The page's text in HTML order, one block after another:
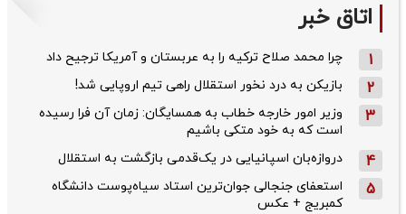
اتاق خبر
1 چرا محمد صلاح ترکیه را به عربستان و آمریکا ترجیح داد
2 بازیکن به درد نخور استقلال راهی تیم اروپایی شد!
3
وزیر امور خارجه خطاب به همسایگان: زمان آن فرا رسیده
است که به خود متکی باشیم
4 دروازه‌بان اسپانیایی در یک‌قدمی بازگشت به استقلال
5
استعفای جنجالی جوان‌ترین استاد سیاه‌پوست دانشگاه
کمبریج + عکس